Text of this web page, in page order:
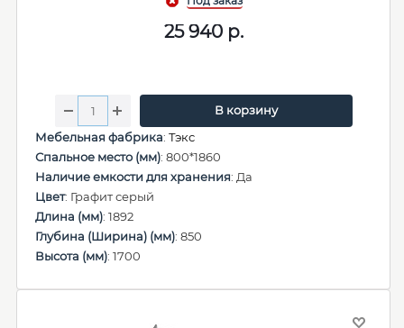
25 940 р.
В корзину
Мебельная фабрика: Тэкс
Спальное место (мм): 800*1860
Наличие емкости для хранения: Да
Цвет: Графит серый
Длина (мм): 1892
Глубина (Ширина) (мм): 850
Высота (мм): 1700